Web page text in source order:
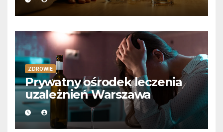
ZDROWIE
Prywatny ośrodek leczenia
uzależnień Warszawa